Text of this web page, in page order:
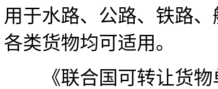
用于水路、公路、铁路
各类货物均可适用。
《联合国可转让货物